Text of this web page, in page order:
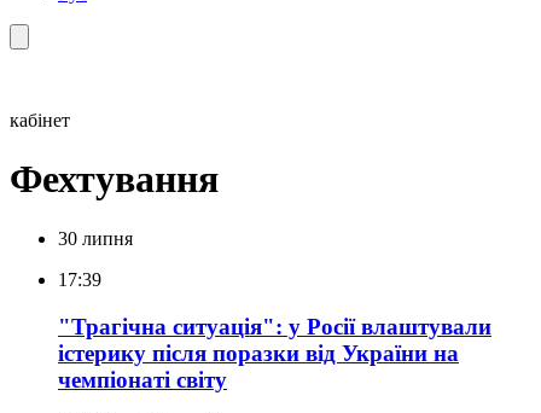
кабінет
Фехтування
30 липня
17:39
"Трагічна ситуація": у Росії влаштували
істерику після поразки від України на
чемпіонаті світу